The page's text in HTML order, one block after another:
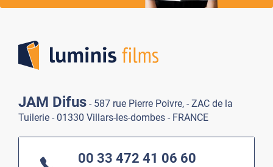
JAM Difus - 587 rue Pierre Poivre, - ZAC de la
Tuilerie - 01330 Villars-les-dombes - FRANCE
00 33 472 41 06 60